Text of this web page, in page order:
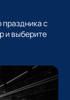
праздника с
и выберите